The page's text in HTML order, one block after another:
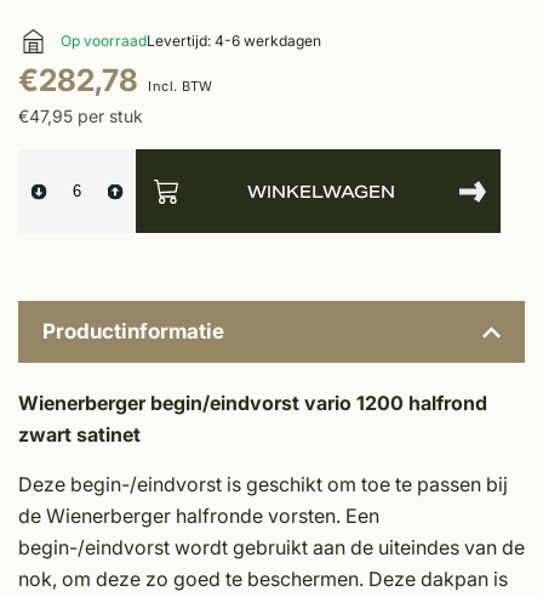
Op voorraadLevertijd: 4-6 werkdagen
€282,78 Incl. BTW
€47,95 per stuk
WINKELWAGEN
Productinformatie
Wienerberger begin/eindvorst vario 1200 halfrond
zwart satinet
Deze begin-/eindvorst is geschikt om toe te passen bij
de Wienerberger halfronde vorsten. Een
begin-/eindvorst wordt gebruikt aan de uiteindes van de
nok, om deze zo goed te beschermen. Deze dakpan is